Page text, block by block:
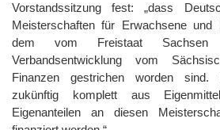
Vorstandssitzung fest: „dass
Meisterschaften für Erwachsene und
dem vom Freistaat Sachsen
Verbandsentwicklung vom
Finanzen gestrichen worden
zukünftig komplett aus
Eigenanteilen an diesen